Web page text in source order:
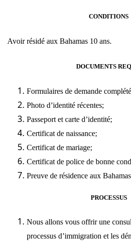
CONDITIONS
Avoirrésidé aux Bahamas 10 ans.
DOCUMENTS
Formulaires de demande
Photo d’identité récentes;
Passeport et carte d’identité;
Certificat de naissance;
Certificat de mariage;
Certificat de police de bonne
Preuve de résidence aux
PROCESSUS
Nous allons vous offrir une
processus d’immigration et les